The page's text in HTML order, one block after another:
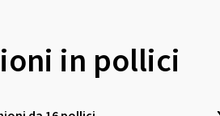
in pollici